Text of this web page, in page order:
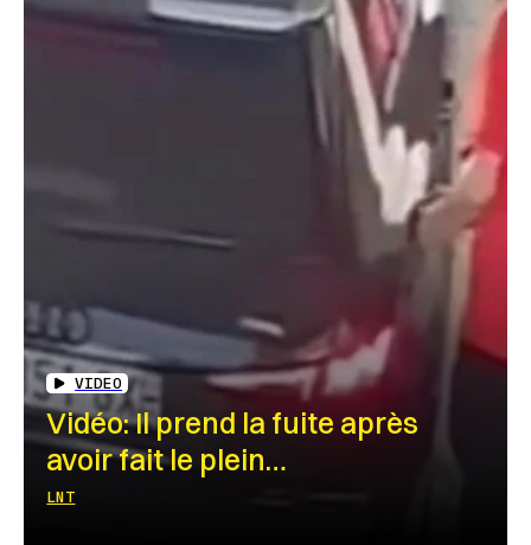
VIDEO
Vidéo: Il prend la fuite après
avoir fait le plein…
LNT